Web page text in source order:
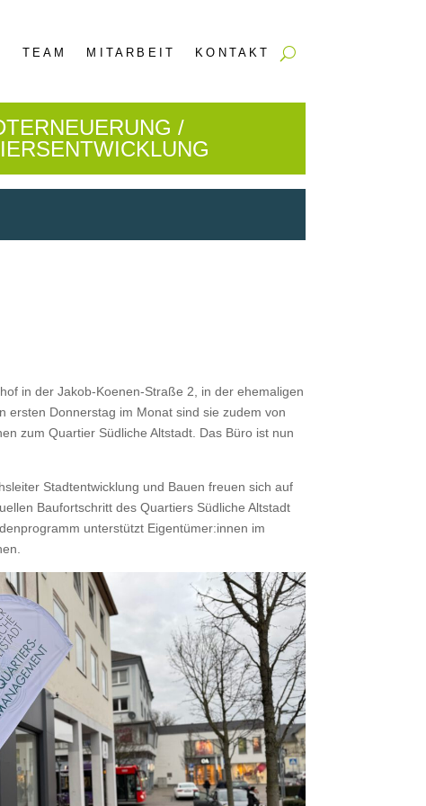
TEAM MITARBEIT KONTAKT
/
in der Jakob-Koe­nen-Straße 2, in der ehe­ma­li­gen
ersten Don­ner­stag im Monat sind sie zudem von
zum Quarti­er Südliche Alt­stadt. Das Büro ist nun
Stad­ten­twick­lung und Bauen freuen sich auf
Bau­fortschritt des Quartiers Südliche Alt­stadt
unter­stützt Eigentümer:innen im